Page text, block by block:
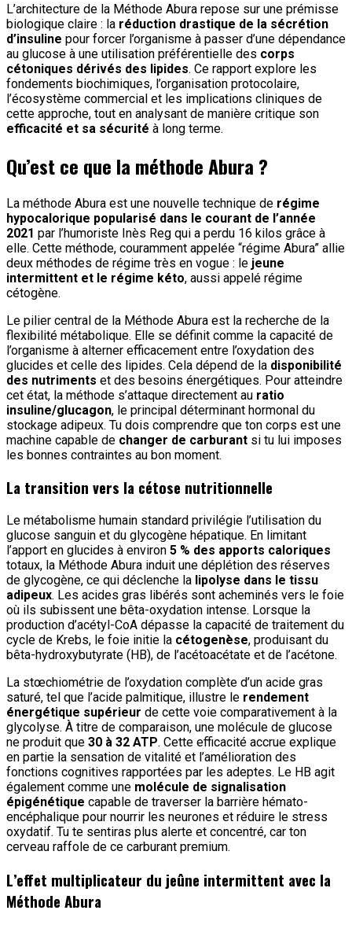
L’architecture de la Méthode Abura repose sur une prémisse
biologique claire : la réduction drastique de la sécrétion
d’insuline pour forcer l’organisme à passer d’une dépendance
au glucose à une utilisation préférentielle des corps
cétoniques dérivés des lipides. Ce rapport explore les
fondements biochimiques, l’organisation protocolaire,
l’écosystème commercial et les implications cliniques de
cette approche, tout en analysant de manière critique son
efficacité et sa sécurité à long terme.
Qu’est ce que la méthode Abura ?
La méthode Abura est une nouvelle technique de régime
hypocalorique popularisé dans le courant de l’année
2021 par l’humoriste Inès Reg qui a perdu 16 kilos grâce à
elle. Cette méthode, couramment appelée “régime Abura” allie
deux méthodes de régime très en vogue : le jeune
intermittent et le régime kéto, aussi appelé régime
cétogène.
Le pilier central de la Méthode Abura est la recherche de la
flexibilité métabolique. Elle se définit comme la capacité de
l’organisme à alterner efficacement entre l’oxydation des
glucides et celle des lipides. Cela dépend de la disponibilité
des nutriments et des besoins énergétiques. Pour atteindre
cet état, la méthode s’attaque directement au ratio
insuline/glucagon, le principal déterminant hormonal du
stockage adipeux. Tu dois comprendre que ton corps est une
machine capable de changer de carburant si tu lui imposes
les bonnes contraintes au bon moment.
La transition vers la cétose nutritionnelle
Le métabolisme humain standard privilégie l’utilisation du
glucose sanguin et du glycogène hépatique. En limitant
l’apport en glucides à environ 5 % des apports caloriques
totaux, la Méthode Abura induit une déplétion des réserves
de glycogène, ce qui déclenche la lipolyse dans le tissu
adipeux. Les acides gras libérés sont acheminés vers le foie
où ils subissent une bêta-oxydation intense. Lorsque la
production d’acétyl-CoA dépasse la capacité de traitement du
cycle de Krebs, le foie initie la cétogenèse, produisant du
bêta-hydroxybutyrate (HB), de l’acétoacétate et de l’acétone.
La stœchiométrie de l’oxydation complète d’un acide gras
saturé, tel que l’acide palmitique, illustre le rendement
énergétique supérieur de cette voie comparativement à la
glycolyse. À titre de comparaison, une molécule de glucose
ne produit que 30 à 32 ATP. Cette efficacité accrue explique
en partie la sensation de vitalité et l’amélioration des
fonctions cognitives rapportées par les adeptes. Le HB agit
également comme une molécule de signalisation
épigénétique capable de traverser la barrière hémato-
encéphalique pour nourrir les neurones et réduire le stress
oxydatif. Tu te sentiras plus alerte et concentré, car ton
cerveau raffole de ce carburant premium.
L’effet multiplicateur du jeûne intermittent avec la
Méthode Abura